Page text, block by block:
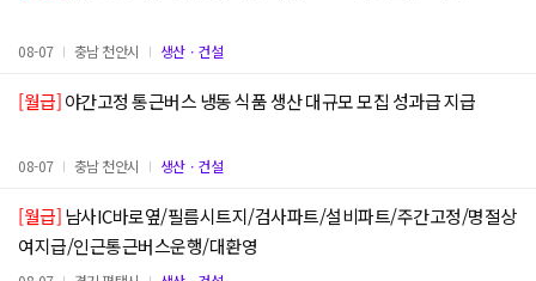
08-07 충남 천안시 생산ㆍ건설
[월급]야간고정 통근버스 냉동 식품 생산 대규모 모집 성과급 지급
08-07 충남 천안시 생산ㆍ건설
[월급]
여지급/인근통근버스운행/대환영